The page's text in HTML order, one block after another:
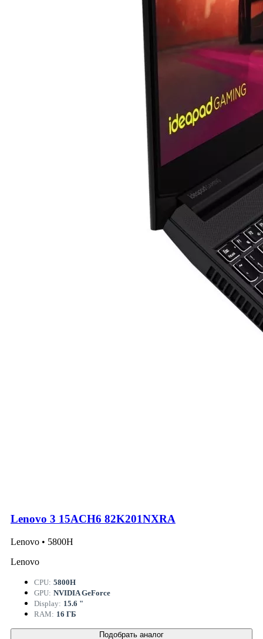
Lenovo 3 15ACH6 82K201NXRA
Lenovo • 5800H
Lenovo
CPU: 5800H
GPU: NVIDIA GeForce
Display: 15.6 "
RAM: 16 ГБ
Подобрать аналог